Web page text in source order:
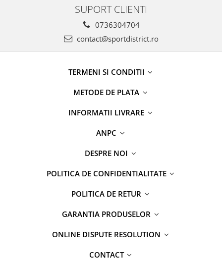
SUPORT CLIENTI
0736304704
contact@sportdistrict.ro
TERMENI SI CONDITII
METODE DE PLATA
INFORMATII LIVRARE
ANPC
DESPRE NOI
POLITICA DE CONFIDENTIALITATE
POLITICA DE RETUR
GARANTIA PRODUSELOR
ONLINE DISPUTE RESOLUTION
CONTACT